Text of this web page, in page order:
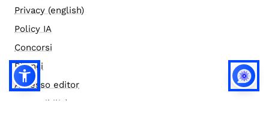
Privacy (english)
Policy IA
Concorsi
Bilanci
Accesso editor
Accessibilità